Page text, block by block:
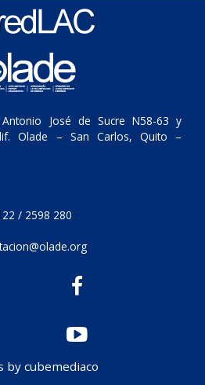
José de Sucre N58-63 y
Olade – San Carlos, Quito –
/ 2598 280
by cubemediaco